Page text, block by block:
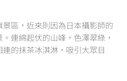
區，近來則因為日本攝影師的
連綿起伏的山峰，色澤翠綠，
的抹茶冰淇淋，吸引大眾目